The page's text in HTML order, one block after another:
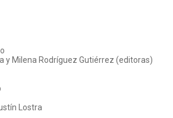
y Milena Rodríguez Gutiérrez (editoras)
Lostra